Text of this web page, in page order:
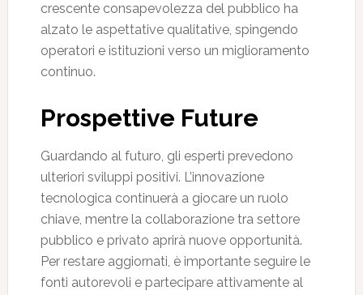
crescente consapevolezza del pubblico ha
alzato le aspettative qualitative, spingendo
operatori e istituzioni verso un miglioramento
continuo.
Prospettive Future
Guardando al futuro, gli esperti prevedono
ulteriori sviluppi positivi. L’innovazione
tecnologica continuerà a giocare un ruolo
chiave, mentre la collaborazione tra settore
pubblico e privato aprirà nuove opportunità.
Per restare aggiornati, è importante seguire le
fonti autorevoli e partecipare attivamente al